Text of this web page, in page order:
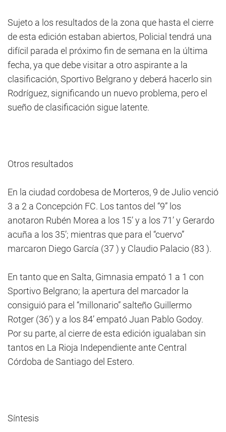
Sujeto a los resultados de la zona que hasta el cierre
de esta edición estaban abiertos, Policial tendrá una
difícil parada el próximo fin de semana en la última
fecha, ya que debe visitar a otro aspirante a la
clasificación, Sportivo Belgrano y deberá hacerlo sin
Rodríguez, significando un nuevo problema, pero el
sueño de clasificación sigue latente.
Otros resultados
En la ciudad cordobesa de Morteros, 9 de Julio venció
3 a 2 a Concepción FC. Los tantos del “9” los
anotaron Rubén Morea a los 15’ y a los 71’ y Gerardo
acuña a los 35’; mientras que para el “cuervo”
marcaron Diego García (37 ) y Claudio Palacio (83 ).
En tanto que en Salta, Gimnasia empató 1 a 1 con
Sportivo Belgrano; la apertura del marcador la
consiguió para el “millonario” salteño Guillermo
Rotger (36’) y a los 84’ empató Juan Pablo Godoy.
Por su parte, al cierre de esta edición igualaban sin
tantos en La Rioja Independiente ante Central
Córdoba de Santiago del Estero.
Síntesis